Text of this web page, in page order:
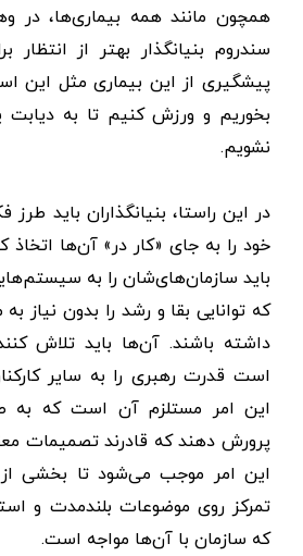
همچون مانند همه بیماری‌ها، در
سندروم بنیانگذار بهتر از
پیشگیری از این بیماری مثل این
بخوریم و ورزش کنیم تا به دیابت
نشویم.
در این راستا، بنیانگذاران باید
خود را به جای «کار در» آن‌ها اتخاذ
باید سازمان‌های‌شان را به
که توانایی بقا و رشد را بدون نیاز
داشته باشند. آن‌ها باید تلاش
است قدرت رهبری را به سایر
این امر مستلزم آن است که به
پرورش دهند که قادرند تصمیمات
این امر موجب می‌شود تا بخشی از
تمرکز روی موضوعات بلندمدت و
که سازمان با آن‌ها مواجه است.